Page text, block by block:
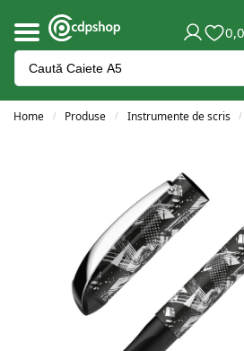
Home / Produse / Instrumente de scris /